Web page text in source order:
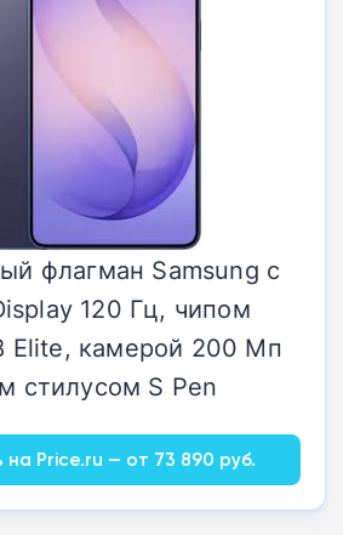
флагман Samsung с
120 Гц, чипом
Elite, камерой 200 Мп
стилусом S Pen
Price.ru — от 73 890 руб.